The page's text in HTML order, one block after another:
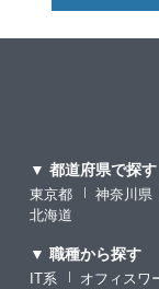
▼ 都道府県で探す
東京都 神奈川県
北海道
▼ 職種から探す
IT系 オフィスワ